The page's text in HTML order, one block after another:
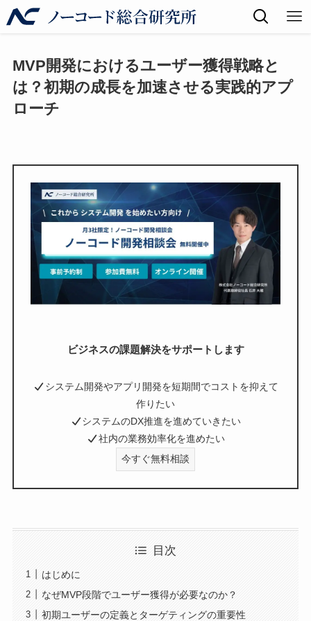
MVP開発におけるユーザー獲得戦略と
は？初期の成長を加速させる実践的アプ
ローチ
ビジネスの課題解決をサポートします
システム開発やアプリ開発を短期間でコストを抑えて
作りたい
システムのDX推進を進めていきたい
社内の業務効率化を進めたい
今すぐ無料相談
目次
はじめに
なぜMVP段階でユーザー獲得が必要なのか？
初期ユーザーの定義とターゲティングの重要性